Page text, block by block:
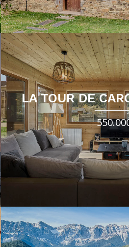
LA TOUR DE